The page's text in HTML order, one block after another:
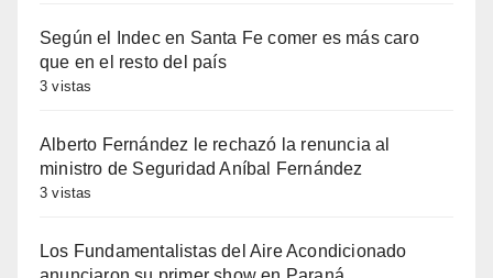
Según el Indec en Santa Fe comer es más caro
que en el resto del país
3 vistas
Alberto Fernández le rechazó la renuncia al
ministro de Seguridad Aníbal Fernández
3 vistas
Los Fundamentalistas del Aire Acondicionado